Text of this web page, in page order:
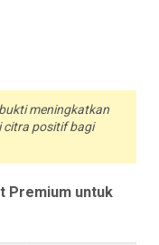
meningkatkan
citra positif bagi
Premium untuk